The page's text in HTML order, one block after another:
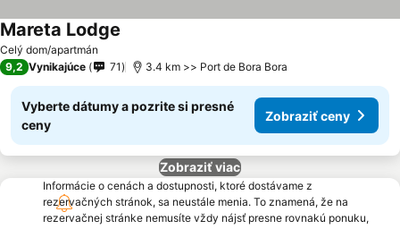
Celý dom/apartmán
Mareta Lodge
9,2 Vynikajúce 71 3.4 km >> Port de Bora Bora
Vyberte dátumy a pozrite si presné
ceny
Zobraziť ceny
Zobraziť viac
Informácie o cenách a dostupnosti, ktoré dostávame z
rezervačných stránok, sa neustále menia. To znamená, že na
rezervačnej stránke nemusíte vždy nájsť presne rovnakú ponuku,